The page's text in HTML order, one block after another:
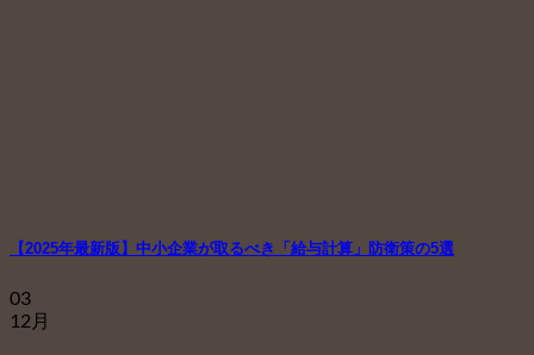
【2025年最新版】中小企業が取るべき「給与計算」防衛策の5選
03
12月